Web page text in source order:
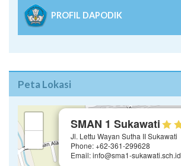
PROFIL DAPODIK
Peta Lokasi
SMAN 1 Sukawati
Jl. Lettu Wayan Sutha II Sukawati
Phone: +62-361-299628
Email: info@sma1-sukawati.sch.id